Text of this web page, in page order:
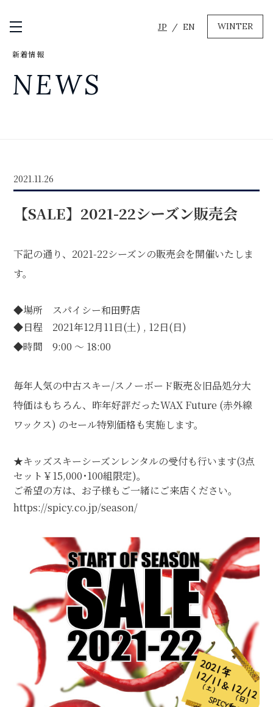
メニュー開閉 JP EN WINTER
GREEN
WINTER
販売・その他サービス
店舗
お問い合わせ
個人情報保護方針
新着情報
NEWS
2021.11.26
【SALE】2021-22シーズン販売会
下記の通り、2021-22シーズンの販売会を開催いたしま
す。
◆場所 スパイシー和田野店
◆日程 2021年12月11日(土) , 12日(日)
◆時間 9:00 ～ 18:00
毎年人気の中古スキー/スノーボード販売＆旧品処分大
特価はもちろん、昨年好評だったWAX Future (赤外線
ワックス) のセール特別価格も実施します。
★キッズスキーシーズンレンタルの受付も行います(3点
セット￥15,000･100組限定)。
ご希望の方は、 お子様もご一緒にご来店ください。
https://spicy.co.jp/season/